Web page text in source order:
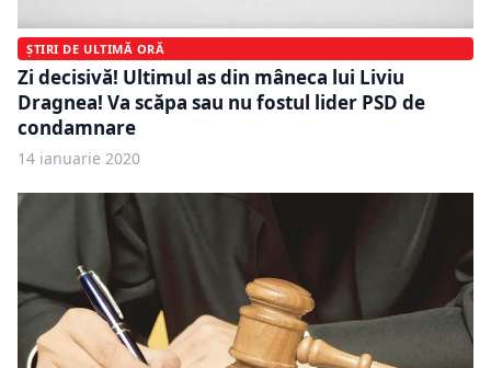
ȘTIRI DE ULTIMĂ ORĂ
Zi decisivă! Ultimul as din mâneca lui Liviu
Dragnea! Va scăpa sau nu fostul lider PSD de
condamnare
14 ianuarie 2020